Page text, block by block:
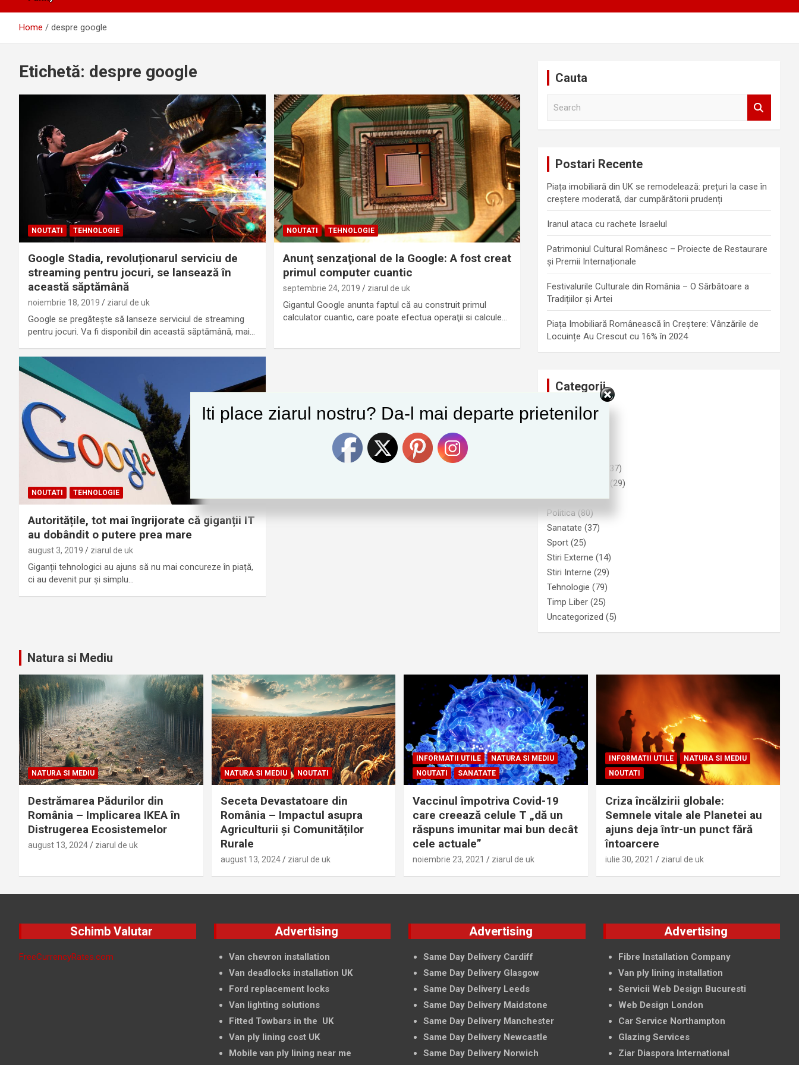
Home despre google
Etichetă: despre google
NOUTATI TEHNOLOGIE
Google Stadia, revoluționarul serviciu de
streaming pentru jocuri, se lansează în
această săptămână
noiembrie 18, 2019 ziarul de uk
Google se pregătește să lanseze serviciul de streaming
pentru jocuri. Va fi disponibil din această săptămână, mai…
NOUTATI TEHNOLOGIE
Anunţ senzaţional de la Google: A fost creat
primul computer cuantic
septembrie 24, 2019 ziarul de uk
Gigantul Google anunta faptul că au construit primul
calculator cuantic, care poate efectua operaţii si calcule…
NOUTATI TEHNOLOGIE
Autoritățile, tot mai îngrijorate că giganții IT
au dobândit o putere prea mare
august 3, 2019 ziarul de uk
Giganții tehnologici au ajuns să nu mai concureze în piață,
ci au devenit pur și simplu…
Cauta
Postari Recente
Piața imobiliară din UK se remodelează: prețuri la case în
creștere moderată, dar cumpărătorii prudenți
Iranul ataca cu rachete Israelul
Patrimoniul Cultural Românesc – Proiecte de Restaurare
și Premii Internaționale
Festivalurile Culturale din România – O Sărbătoare a
Tradițiilor și Artei
Piața Imobiliară Românească în Creștere: Vânzările de
Locuințe Au Crescut cu 16% în 2024
Categorii
Advertising(1)
(37)
(29)
Noutati(278)
Politica (80)
Sanatate (37)
Sport (25)
Stiri Externe (14)
Stiri Interne (29)
Tehnologie (79)
Timp Liber (25)
Uncategorized (5)
Natura si Mediu
NATURA SI MEDIU
Destrămarea Pădurilor din
România – Implicarea IKEA în
Distrugerea Ecosistemelor
august 13, 2024 ziarul de uk
NATURA SI MEDIU NOUTATI
Seceta Devastatoare din
România – Impactul asupra
Agriculturii și Comunităților
Rurale
august 13, 2024 ziarul de uk
INFORMATII UTILE
NATURA SI MEDIU
NOUTATI
SANATATE
Vaccinul împotriva Covid-19
care creează celule T „dă un
răspuns imunitar mai bun decât
cele actuale”
noiembrie 23, 2021 ziarul de uk
INFORMATII UTILE
NATURA SI MEDIU
NOUTATI
Criza încălzirii globale:
Semnele vitale ale Planetei au
ajuns deja într-un punct fără
întoarcere
iulie 30, 2021 ziarul de uk
Schimb Valutar
FreeCurrencyRates.com
Advertising
Van chevron installation
Van deadlocks installation UK
Ford replacement locks
Van lighting solutions
Fitted Towbars in the UK
Van ply lining cost UK
Mobile van ply lining near me
Advertising
Same Day Delivery Cardiff
Same Day Delivery Glasgow
Same Day Delivery Leeds
Same Day Delivery Maidstone
Same Day Delivery Manchester
Same Day Delivery Newcastle
Same Day Delivery Norwich
Advertising
Fibre Installation Company
Van ply lining installation
Servicii Web Design Bucuresti
Web Design London
Car Service Northampton
Glazing Services
Ziar Diaspora International
Iti place ziarul nostru? Da-l mai departe prietenilor